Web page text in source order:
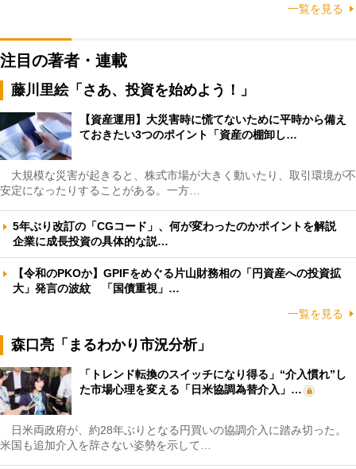
一覧を見る
注目の著者・連載
藤川里絵「さあ、投資を始めよう！」
【資産運用】大災害時に慌てないために平時から備え
ておきたい3つのポイント「資産の棚卸し…
大規模な災害が起きると、株式市場が大きく動いたり、取引環境が不
安定になったりすることがある。一方…
5年ぶり改訂の「CGコード」、何が変わったのかポイントを解説
企業に成長投資の具体的な説…
【令和のPKOか】GPIFをめぐる片山財務相の「円資産への投資拡
大」発言の波紋 「国債重視」…
一覧を見る
森口亮「まるわかり市況分析」
「トレンド転換のスイッチになり得る」“介入慣れ”し
た市場心理を変える「日米協調為替介入」…
日米両政府が、約28年ぶりとなる円買いの協調介入に踏み切った。
米国も追加介入を辞さない姿勢を示して…